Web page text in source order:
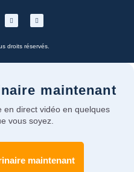
droits réservés.
maintenant
en direct vidéo en quelques
vous soyez.
maintenant